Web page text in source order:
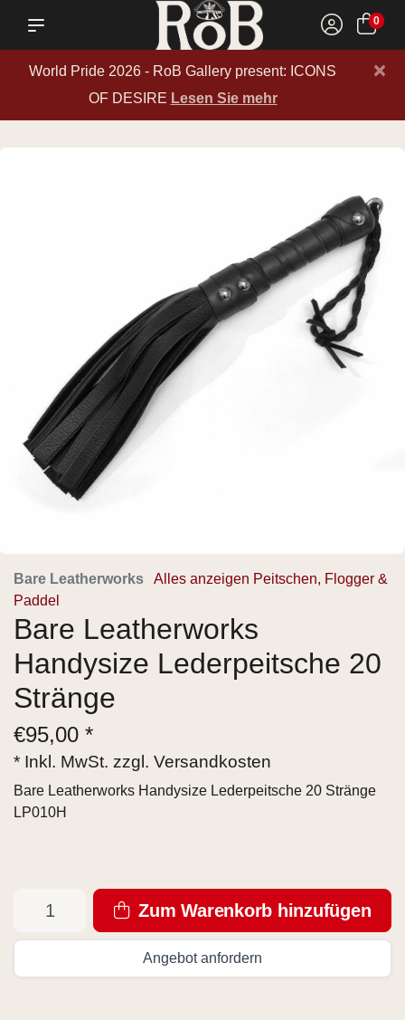
0
World Pride 2026 - RoB Gallery present: ICONS
OF DESIRE Lesen Sie mehr
×
Bare Leatherworks
Alles anzeigen Peitschen, Flogger &
Paddel
Bare Leatherworks
Handysize Lederpeitsche 20
Stränge
€95,00 *
* Inkl. MwSt. zzgl. Versandkosten
Bare Leatherworks Handysize Lederpeitsche 20 Stränge
LP010H
Zum Warenkorb hinzufügen
Angebot anfordern